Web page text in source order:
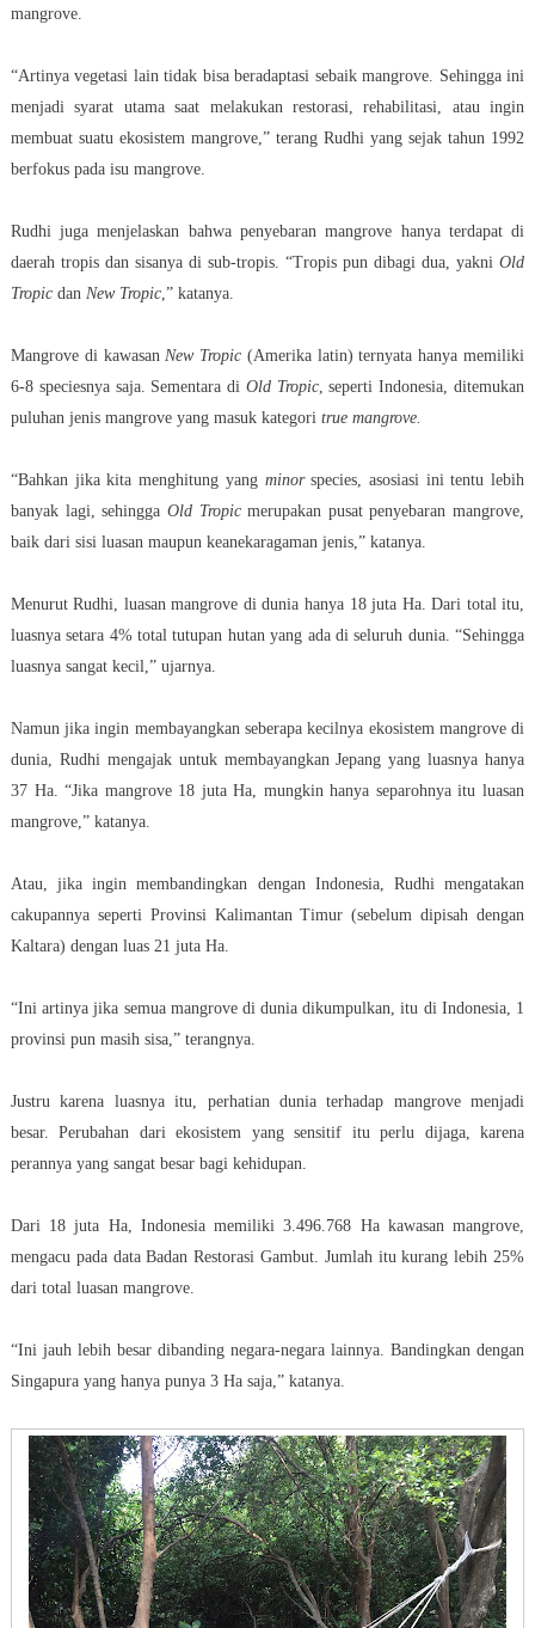
mangrove.
“Artinya vegetasi lain tidak bisa beradaptasi sebaik mangrove. Sehingga ini
menjadi syarat utama saat melakukan restorasi, rehabilitasi, atau ingin
membuat suatu ekosistem mangrove,” terang Rudhi yang sejak tahun 1992
berfokus pada isu mangrove.
Rudhi juga menjelaskan bahwa penyebaran mangrove hanya terdapat di
daerah tropis dan sisanya di sub-tropis. “Tropis pun dibagi dua, yakniOld
Tropicdan New Tropic,” katanya.
Mangrove di kawasan New Tropic (Amerika latin) ternyata hanya memiliki
6-8 speciesnya saja. Sementara di Old Tropic, seperti Indonesia, ditemukan
puluhan jenis mangrove yang masuk kategori true mangrove.
“Bahkan jika kita menghitung yang minorspecies, asosiasi ini tentu lebih
banyak lagi, sehingga Old Tropicmerupakan pusat penyebaran mangrove,
baik dari sisi luasan maupun keanekaragaman jenis,” katanya.
Menurut Rudhi, luasan mangrove di dunia hanya 18 juta Ha. Dari total itu,
luasnya setara 4% total tutupan hutan yang ada di seluruh dunia. “Sehingga
luasnya sangat kecil,” ujarnya.
Namun jika ingin membayangkan seberapa kecilnya ekosistem mangrove di
dunia, Rudhi mengajak untuk membayangkan Jepang yang luasnya hanya
37 Ha. “Jika mangrove 18 juta Ha, mungkin hanya separohnya itu luasan
mangrove,” katanya.
Atau, jika ingin membandingkan dengan Indonesia, Rudhi mengatakan
cakupannya seperti Provinsi Kalimantan Timur (sebelum dipisah dengan
Kaltara) dengan luas 21 juta Ha.
“Ini artinya jika semua mangrove di dunia dikumpulkan, itu di Indonesia, 1
provinsi pun masih sisa,” terangnya.
Justru karena luasnya itu, perhatian dunia terhadap mangrove menjadi
besar. Perubahan dari ekosistem yang sensitif itu perlu dijaga, karena
perannya yang sangat besar bagi kehidupan.
Dari 18 juta Ha, Indonesia memiliki 3.496.768 Ha kawasan mangrove,
mengacu pada data Badan Restorasi Gambut. Jumlah itu kurang lebih 25%
dari total luasan mangrove.
“Ini jauh lebih besar dibanding negara-negara lainnya. Bandingkan dengan
Singapura yang hanya punya 3 Ha saja,” katanya.